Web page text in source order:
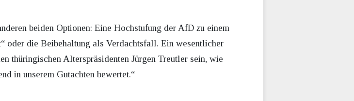
beiden Optionen: Eine Hochstufung der AfD zu einem
oder die Beibehaltung als Verdachtsfall. Ein wesentlicher
thüringischen Alterspräsidenten Jürgen Treutler sein, wie
in unserem Gutachten bewertet.“